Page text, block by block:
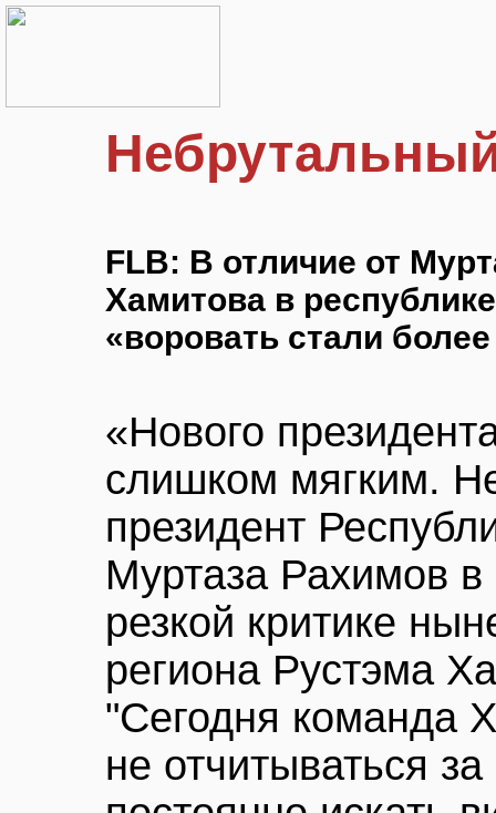
FLB: В отличие от
Хамитова в
«воровать стали
«Нового
слишком мягким.
президент
Муртаза Рахимов в
резкой критике
региона Рустэма
"Сегодня команда
не отчитываться